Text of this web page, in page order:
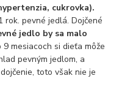
cukrovka).
rok. pevné jedlá. Dojčené
jedlo by sa malo
9 mesiacoch si dieťa môže
pevným jedlom, a
toto však nie je